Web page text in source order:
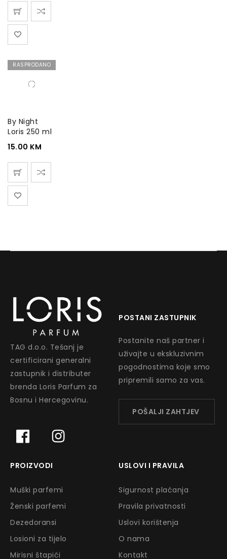
RASPRODANO
By Night
Loris 250 ml
15.00 KM
TAG d.o.o. Tešanj je
certificirani generalni
zastupnik i distributer
brenda Loris Parfum za
Bosnu i Hercegovinu.
POSTANI ZASTUPNIK
Postanite naš partner i
uživajte u ekskluzivnim
pogodnostima koje smo
pripremili samo za vas.
POŠALJI ZAHTJEV
PROIZVODI
Muški parfemi
Ženski parfemi
Dezedoransi
Losioni za tijelo
Mirisni štapići
USLOVI I PRAVILA
Sigurnost plaćanja
Pravila privatnosti
Uslovi korištenja
O nama
Kontakt